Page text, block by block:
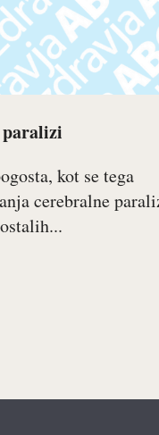
kot se tega
cerebralne